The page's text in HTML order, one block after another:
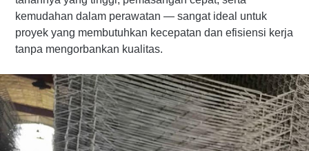
kemudahan dalam perawatan — sangat ideal untuk
proyek yang membutuhkan kecepatan dan efisiensi kerja
tanpa mengorbankan kualitas.